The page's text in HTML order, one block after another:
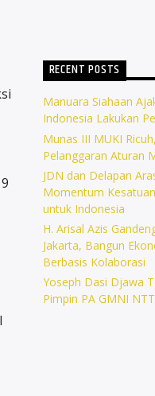
RECENT POSTS
Manuara Siahaan
Indonesia Lakukan
Munas III MUKI
Pelanggaran Aturan
JDN dan Delapan
Momentum
untuk Indonesia
H. Arisal Azis
Jakarta, Bangun
Berbasis Kolaborasi
Yoseph Dasi Djawa
Pimpin PA GMNI NTT